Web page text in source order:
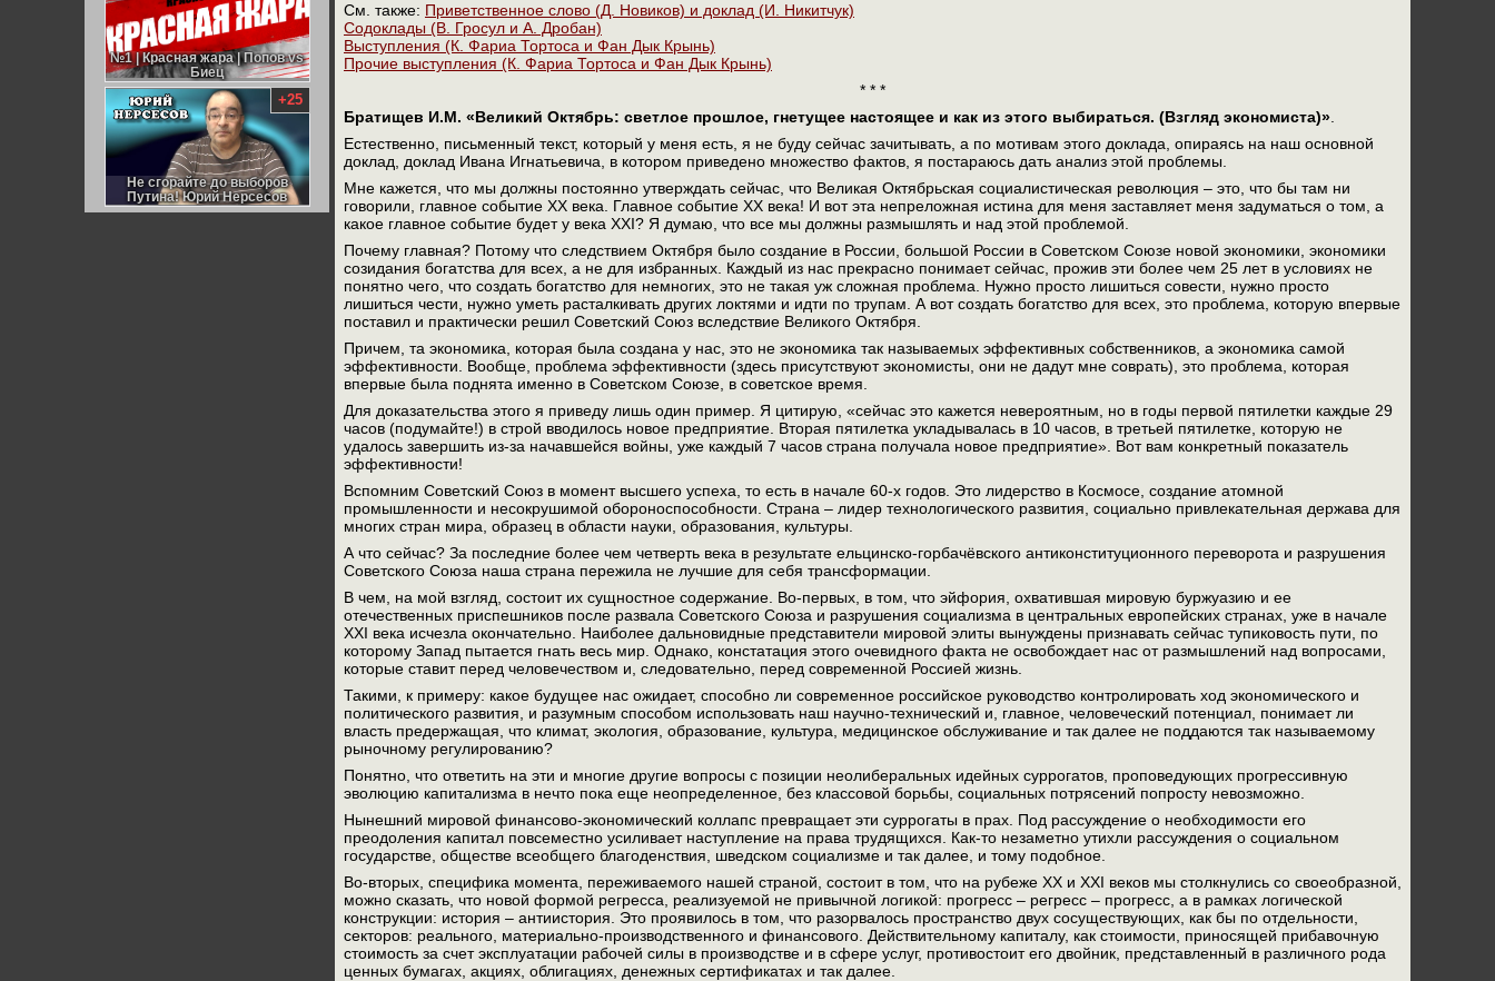
Контрапункты
глобализации:
геополитэкономическ
ий анализ
100 лет Ноябрьской
революции в
Германии:
парламентская
демократия или
диктатура
пролетариата?
Деятельность
№1 | Красная жара | Попов vs
Биец
№1 | Красная жара | Попов vs
Биец
Не сгорайте до выборов
Путина! Юрий Нерсесов
Не сгорайте до выборов
Путина! Юрий Нерсесов
+25
См. также: Приветственное слово (Д. Новиков) и доклад (И. Никитчук)
Содоклады (В. Гросул и А. Дробан)
Выступления (К. Фариа Тортоса и Фан Дык Крынь)
Прочие выступления (К. Фариа Тортоса и Фан Дык Крынь)
* * *
Братищев И.М. «Великий Октябрь: светлое прошлое, гнетущее настоящее и как из этого выбираться. (Взгляд экономиста)»
Естественно, письменный текст, который у меня есть, я не буду сейчас зачитывать, а по мотивам этого доклада, опираясь на наш основной
доклад, доклад Ивана Игнатьевича, в котором приведено множество фактов, я постараюсь дать анализ этой проблемы.
Мне кажется, что мы должны постоянно утверждать сейчас, что Великая Октябрьская социалистическая революция – это, что бы там ни
говорили, главное событие ХХ века. Главное событие ХХ века! И вот эта непреложная истина для меня заставляет меня задуматься о том, а
какое главное событие будет у века XXI? Я думаю, что все мы должны размышлять и над этой проблемой.
Почему главная? Потому что следствием Октября было создание в России, большой России в Советском Союзе новой экономики, экономики
созидания богатства для всех, а не для избранных. Каждый из нас прекрасно понимает сейчас, прожив эти более чем 25 лет в условиях не
понятно чего, что создать богатство для немногих, это не такая уж сложная проблема. Нужно просто лишиться совести, нужно просто
лишиться чести, нужно уметь расталкивать других локтями и идти по трупам. А вот создать богатство для всех, это проблема, которую впервые
поставил и практически решил Советский Союз вследствие Великого Октября.
Причем, та экономика, которая была создана у нас, это не экономика так называемых эффективных собственников, а экономика самой
эффективности. Вообще, проблема эффективности (здесь присутствуют экономисты, они не дадут мне соврать), это проблема, которая
впервые была поднята именно в Советском Союзе, в советское время.
Для доказательства этого я приведу лишь один пример. Я цитирую, «сейчас это кажется невероятным, но в годы первой пятилетки каждые 29
часов (подумайте!) в строй вводилось новое предприятие. Вторая пятилетка укладывалась в 10 часов, в третьей пятилетке, которую не
удалось завершить из-за начавшейся войны, уже каждый 7 часов страна получала новое предприятие». Вот вам конкретный показатель
эффективности!
Вспомним Советский Союз в момент высшего успеха, то есть в начале 60-х годов. Это лидерство в Космосе, создание атомной
промышленности и несокрушимой обороноспособности. Страна – лидер технологического развития, социально привлекательная держава для
многих стран мира, образец в области науки, образования, культуры.
А что сейчас? За последние более чем четверть века в результате ельцинско-горбачёвского антиконституционного переворота и разрушения
Советского Союза наша страна пережила не лучшие для себя трансформации.
В чем, на мой взгляд, состоит их сущностное содержание. Во-первых, в том, что эйфория, охватившая мировую буржуазию и ее
отечественных приспешников после развала Советского Союза и разрушения социализма в центральных европейских странах, уже в начале
XXI века исчезла окончательно. Наиболее дальновидные представители мировой элиты вынуждены признавать сейчас тупиковость пути, по
которому Запад пытается гнать весь мир. Однако, констатация этого очевидного факта не освобождает нас от размышлений над вопросами,
которые ставит перед человечеством и, следовательно, перед современной Россией жизнь.
Такими, к примеру: какое будущее нас ожидает, способно ли современное российское руководство контролировать ход экономического и
политического развития, и разумным способом использовать наш научно-технический и, главное, человеческий потенциал, понимает ли
власть предержащая, что климат, экология, образование, культура, медицинское обслуживание и так далее не поддаются так называемому
рыночному регулированию?
Понятно, что ответить на эти и многие другие вопросы с позиции неолиберальных идейных суррогатов, проповедующих прогрессивную
эволюцию капитализма в нечто пока еще неопределенное, без классовой борьбы, социальных потрясений попросту невозможно.
Нынешний мировой финансово-экономический коллапс превращает эти суррогаты в прах. Под рассуждение о необходимости его
преодоления капитал повсеместно усиливает наступление на права трудящихся. Как-то незаметно утихли рассуждения о социальном
государстве, обществе всеобщего благоденствия, шведском социализме и так далее, и тому подобное.
Во-вторых, специфика момента, переживаемого нашей страной, состоит в том, что на рубеже XX и XXI веков мы столкнулись со своеобразной,
можно сказать, что новой формой регресса, реализуемой не привычной логикой: прогресс – регресс – прогресс, а в рамках логической
конструкции: история – антиистория. Это проявилось в том, что разорвалось пространство двух сосуществующих, как бы по отдельности,
секторов: реального, материально-производственного и финансового. Действительному капиталу, как стоимости, приносящей прибавочную
стоимость за счет эксплуатации рабочей силы в производстве и в сфере услуг, противостоит его двойник, представленный в различного рода
ценных бумагах, акциях, облигациях, денежных сертификатах и так далее.